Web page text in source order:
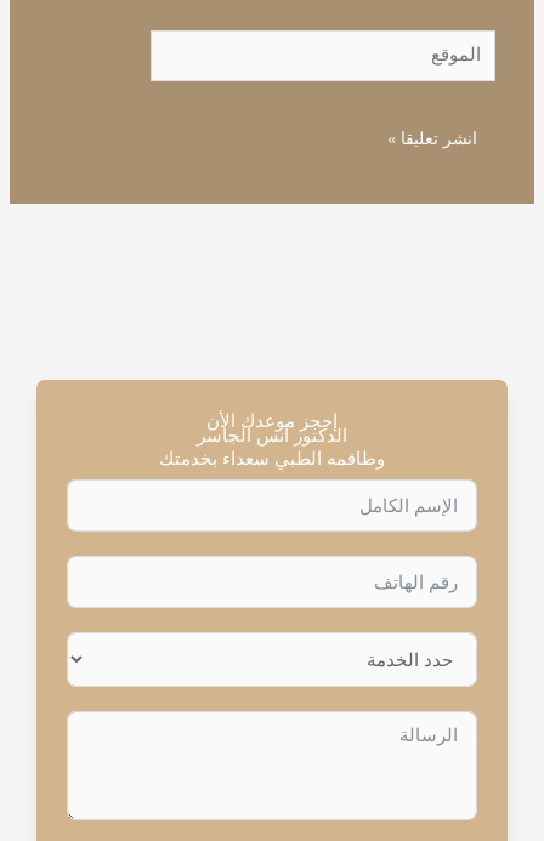
الموقع
إحجز موعدك الأن
الدكتور أنس الجاسر
وطاقمه الطبي سعداء بخدمتك